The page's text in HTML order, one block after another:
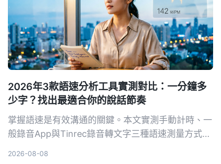
上30天免費體驗企業版的管道。
2026年3款語速分析工具實測對比：一分鐘多
少字？找出最適合你的說話節奏
掌握語速是有效溝通的關鍵。本文實測手動計時、一
般錄音App與Tinrec錄音轉文字三種語速測量方式，
2026-08-08